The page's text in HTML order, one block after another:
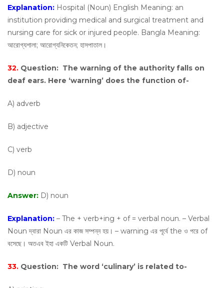
Explanation: Hospital (Noun) English Meaning: an
institution providing medical and surgical treatment and
nursing care for sick or injured people. Bangla Meaning:
আরোগ্যশালা; আরোগ্যনিকেতন; হাসপাতাল।
32. Question: The warning of the authority falls on
deaf ears. Here ‘warning’ does the function of-
A) adverb
B) adjective
C) verb
D) noun
Answer: D) noun
Explanation: – The + verb+ing + of = verbal noun. – Verbal
Noun দ্বারা Noun এর কাজ সম্পন্ন হয়। – warning এর পূর্বে the ও পরে of
বসেছে। অতএব ইহা একটি Verbal Noun.
33. Question: The word ‘culinary’ is related to-